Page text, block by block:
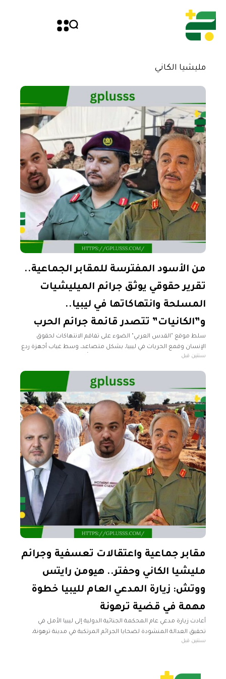
مليشيا الكاني
من الأسود المفترسة للمقابر الجماعية..
تقرير حقوقي يوثق جرائم الميليشيات
المسلحة وانتهاكاتها في ليبيا..
و”الكانيات” تتصدر قائمة جرائم الحرب
سلط موقع "القدس العربي" الضوء على تفاقم الانتهاكات لحقوق
الإنسان وقمع الحريات في ليبيا، بشكل متصاعد، وسط غياب أجهزة ردع
ومحاسبة ترفع النقاب عن وجوه المنتهكين وتُحيلهم على القضاء.
سنتين قبل
مقابر جماعية واعتقالات تعسفية وجرائم
مليشيا الكاني وحفتر.. هيومن رايتس
ووتش: زيارة المدعي العام لليبيا خطوة
مهمة في قضية ترهونة
أعادت زيارة مدعي عام المحكمة الجنائية الدولية إلى ليبيا الأمل في
تحقيق العدالة المنشودة لضحايا الجرائم المرتكبة في مدينة ترهونة،
وفقًا لمنظمة "هيومن رايتس ووتش". وتأتي هذه الزيارة في ظل
سنتين قبل